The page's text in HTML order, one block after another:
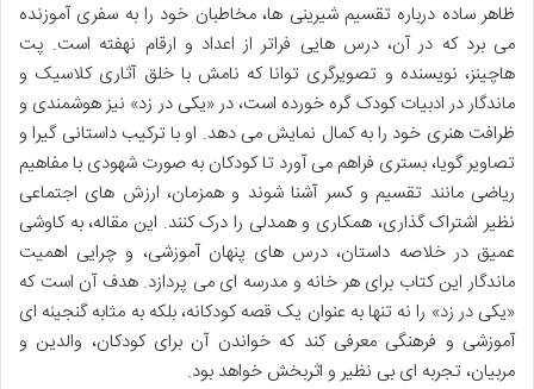
ظاهر ساده درباره تقسیم شیرینی ها، مخاطبان خود را به سفری آموزنده
می برد که در آن، درس هایی فراتر از اعداد و ارقام نهفته است. پت
هاچینز، نویسنده و تصویرگری توانا که نامش با خلق آثاری کلاسیک و
ماندگار در ادبیات کودک گره خورده است، در «یکی در زد» نیز هوشمندی و
ظرافت هنری خود را به کمال نمایش می دهد. او با ترکیب داستانی گیرا و
تصاویر گویا، بستری فراهم می آورد تا کودکان به صورت شهودی با مفاهیم
ریاضی مانند تقسیم و کسر آشنا شوند و همزمان، ارزش های اجتماعی
نظیر اشتراک گذاری، همکاری و همدلی را درک کنند. این مقاله، به کاوشی
عمیق در خلاصه داستان، درس های پنهان آموزشی، و چرایی اهمیت
ماندگار این کتاب برای هر خانه و مدرسه ای می پردازد. هدف آن است که
«یکی در زد» را نه تنها به عنوان یک قصه کودکانه، بلکه به مثابه گنجینه ای
آموزشی و فرهنگی معرفی کند که خواندن آن برای کودکان، والدین و
مربیان، تجربه ای بی نظیر و اثربخش خواهد بود.